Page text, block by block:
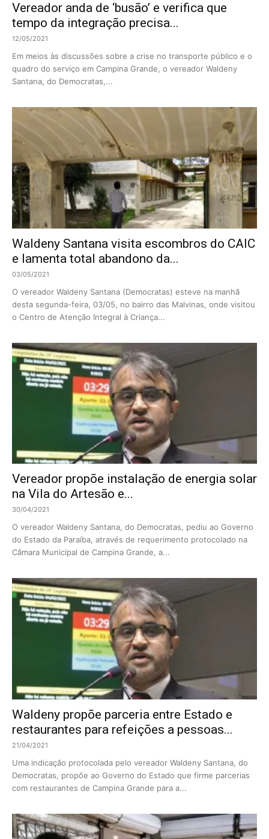
Vereador anda de ‘busão’ e verifica que
tempo da integração precisa...
12/05/2021
Em meios às discussões sobre a crise no transporte público e o
quadro do serviço em Campina Grande, o vereador Waldeny
Santana, do Democratas,...
Waldeny Santana visita escombros do CAIC
e lamenta total abandono da...
03/05/2021
O vereador Waldeny Santana (Democratas) esteve na manhã
desta segunda-feira, 03/05, no bairro das Malvinas, onde visitou
o Centro de Atenção Integral à Criança...
Vereador propõe instalação de energia solar
na Vila do Artesão e...
30/04/2021
O vereador Waldeny Santana, do Democratas, pediu ao Governo
do Estado da Paraíba, através de requerimento protocolado na
Câmara Municipal de Campina Grande, a...
Waldeny propõe parceria entre Estado e
restaurantes para refeições a pessoas...
21/04/2021
Uma indicação protocolada pelo vereador Waldeny Santana, do
Democratas, propõe ao Governo do Estado que firme parcerias
com restaurantes de Campina Grande para a...